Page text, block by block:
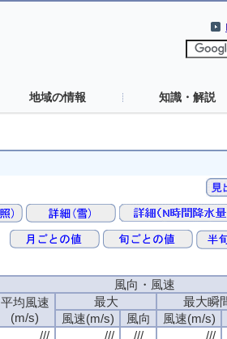
地域の情報 知識・解説
風向・風速
平均風速
(m/s)
最大 最大瞬
風速(m/s) 風向 風速(m/s)
/// /// /// ///